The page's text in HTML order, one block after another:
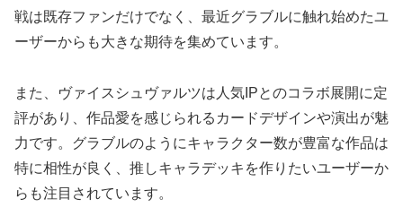
戦は既存ファンだけでなく、最近グラブルに触れ始めたユ
ーザーからも大きな期待を集めています。
また、ヴァイスシュヴァルツは人気IPとのコラボ展開に定
評があり、作品愛を感じられるカードデザインや演出が魅
力です。グラブルのようにキャラクター数が豊富な作品は
特に相性が良く、推しキャラデッキを作りたいユーザーか
らも注目されています。